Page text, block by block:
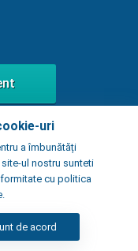
uri
a îmbunătăți
ul nostru sunteti
cu politica
de acord